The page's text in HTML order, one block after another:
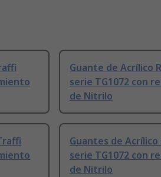
Guante de Acrílico
serie TG1072 con
de Nitrilo
Guantes de Acrílico
serie TG1072 con
de Nitrilo